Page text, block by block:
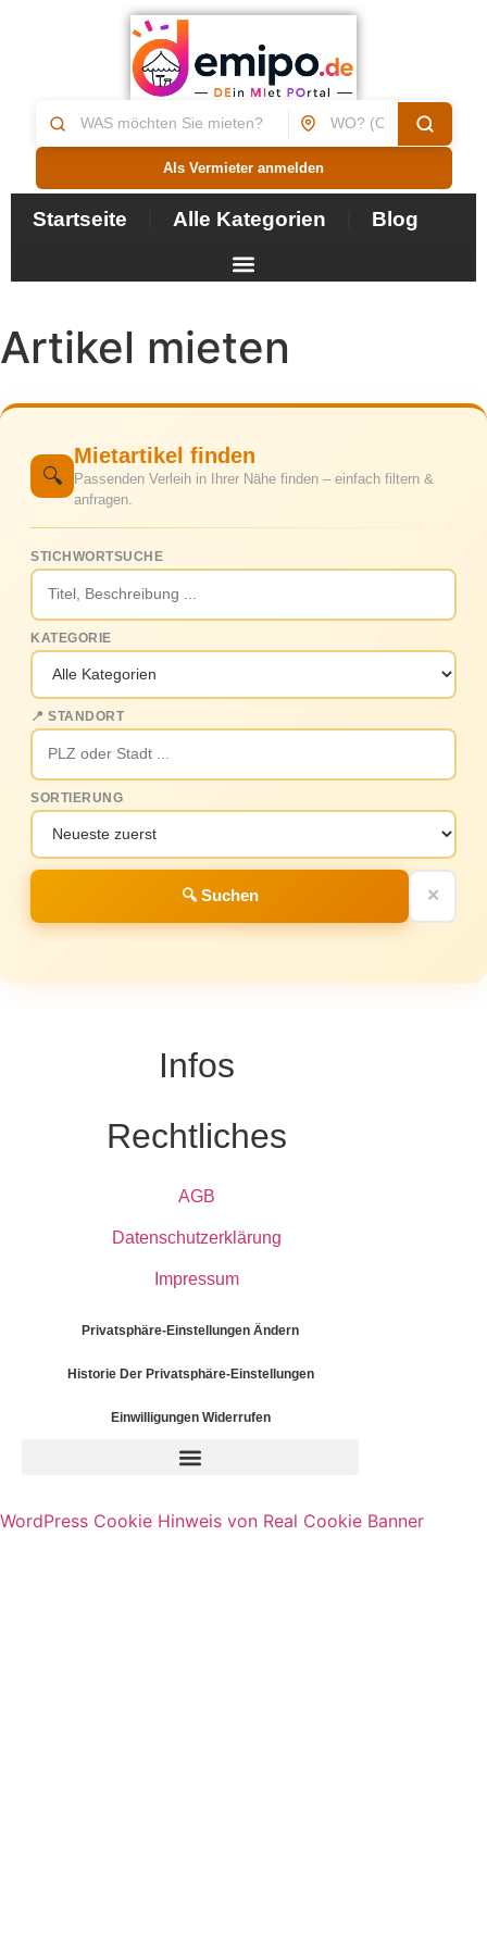
Als Vermieter anmelden
Startseite Alle Kategorien Blog
Artikel mieten
🔍
Mietartikel finden
Passenden Verleih in Ihrer Nähe finden – einfach filtern &
anfragen.
STICHWORTSUCHE
KATEGORIE
📍 STANDORT
SORTIERUNG
🔍 Suchen ✕
Infos
Rechtliches
AGB
Datenschutzerklärung
Impressum
Privatsphäre-Einstellungen Ändern
Historie Der Privatsphäre-Einstellungen
Einwilligungen Widerrufen
WordPress Cookie Hinweis von Real Cookie Banner